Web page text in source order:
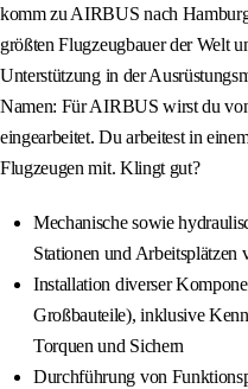
komm zu AIRBUS nach
größten Flugzeugbauer der Welt
Unterstützung in der
Namen: Für AIRBUS wirst du
eingearbeitet. Du arbeitest in
Flugzeugen mit. Klingt gut?
Mechanische sowie
Stationen und Arbeitsplätzen
Installation diverser
Großbauteile), inklusive
Torquen und Sichern
Durchführung von